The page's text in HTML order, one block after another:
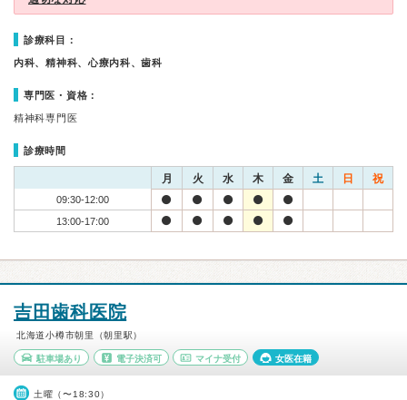
診療科目：
内科、精神科、心療内科、歯科
専門医・資格：
精神科専門医
診療時間
月 火 水 木 金 土 日 祝
09:30-12:00
13:00-17:00
吉田歯科医院
北海道小樽市朝里（朝里駅）
駐車場あり 電子決済可 マイナ受付 女医在籍
土曜（〜18:30）